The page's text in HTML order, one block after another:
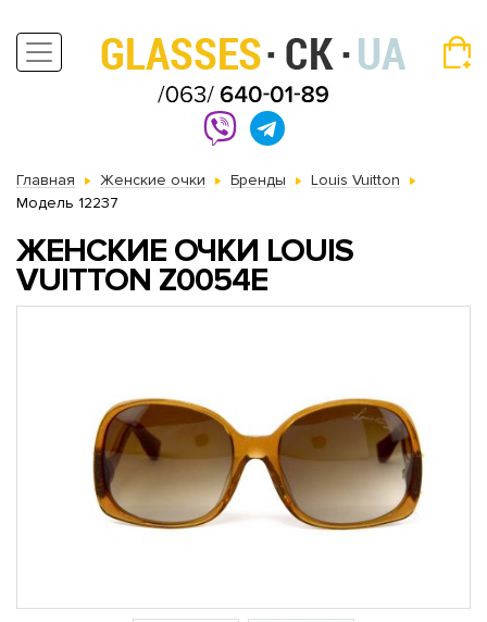
Главная Женские очки Бренды
Louis Vuitton
Модель 12237
ЖЕНСКИЕ ОЧКИ LOUIS
VUITTON Z0054E